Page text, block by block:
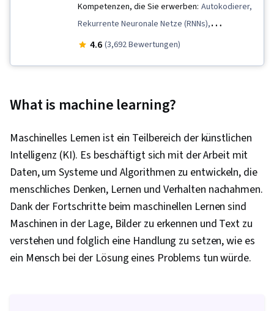
Kompetenzen, die Sie erwerben: Autokodierer,
Rekurrente Neuronale Netze (RNNs),
Regressionsanalyse, Technische Merkmale,
Zeitreihenanalyse und Vorhersage,
Programmierung, Unüberwachtes Lernen,
Generative adversarische Netze (GANs),
Maschinelles Lernen, Datenwissenschaft, Tiefes
Lernen, Künstliche Intelligenz und maschinelles
Lernen (AI/ML), Explorative Datenanalyse,
Klassifizierungsalgorithmen, Angewandtes
maschinelles Lernen, Prädiktive Modellierung,
Statistische Analyse, Kollaborative Software,
4.6 (3,692 Bewertungen)
What is machine learning?
Maschinelles Lernen ist ein Teilbereich der künstlichen
Intelligenz (KI). Es beschäftigt sich mit der Arbeit mit
Daten, um Systeme und Algorithmen zu entwickeln, die
menschliches Denken, Lernen und Verhalten nachahmen.
Dank der Fortschritte beim maschinellen Lernen sind
Maschinen in der Lage, Bilder zu erkennen und Text zu
verstehen und folglich eine Handlung zu setzen, wie es
ein Mensch bei der Lösung eines Problems tun würde.